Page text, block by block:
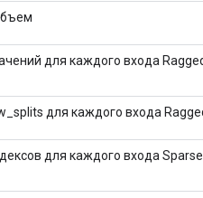
для каждого входа
для каждого входа
для каждого входа